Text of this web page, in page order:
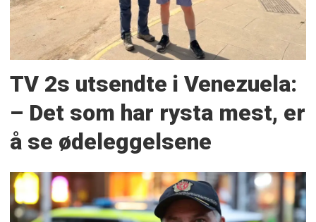
TV 2s utsendte i Venezuela:
– Det som har rysta mest, er
å se ødeleggelsene